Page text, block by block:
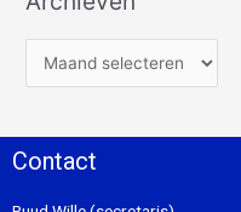
Contact